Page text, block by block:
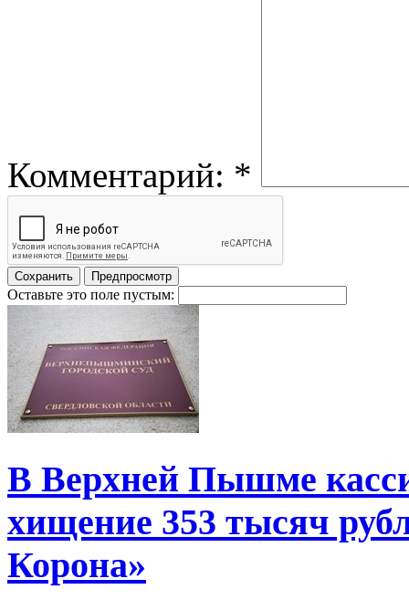
Комментарий: *
Оставьте это поле пустым:
В Верхней Пышме
хищение 353 тысяч
Корона»